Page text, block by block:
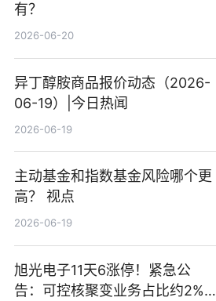
有？
2026-06-20
异丁醇胺商品报价动态（2026-
06-19）|今日热闻
2026-06-19
主动基金和指数基金风险哪个更
高？ 视点
2026-06-19
旭光电子11天6涨停！紧急公
告：可控核聚变业务占比约2%！